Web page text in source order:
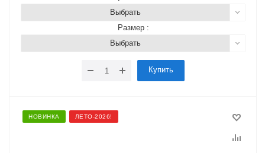
Выбрать
Размер :
Выбрать
Купить
НОВИНКА ЛЕТО-2026!